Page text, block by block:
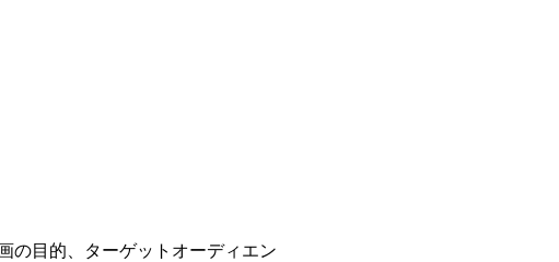
の目的、ターゲットオーディエン